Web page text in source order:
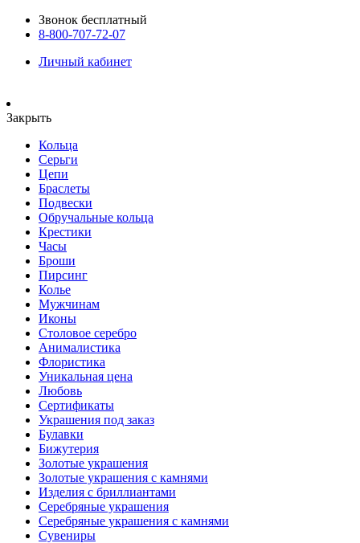
Звонок бесплатный
8-800-707-72-07
Личный кабинет
Закрыть
Кольца
Серьги
Цепи
Браслеты
Подвески
Обручальные кольца
Крестики
Часы
Броши
Пирсинг
Колье
Мужчинам
Иконы
Столовое серебро
Анималистика
Флористика
Уникальная цена
Любовь
Сертификаты
Украшения под заказ
Булавки
Бижутерия
Золотые украшения
Золотые украшения с камнями
Изделия с бриллиантами
Серебряные украшения
Серебряные украшения с камнями
Сувениры